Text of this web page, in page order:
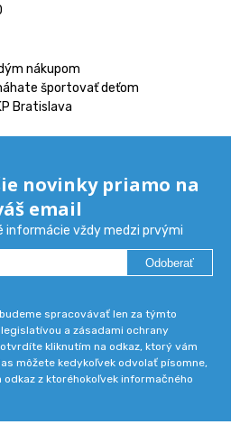
nákupom
športovať deťom
Bratislava
novinky priamo na
email
informácie vždy medzi prvými
Odoberať
spracovávať len za týmto
a zásadami ochrany
kliknutím na odkaz, ktorý vám
môžete kedykoľvek odvolať písomne,
odkaz z ktoréhokoľvek informačného